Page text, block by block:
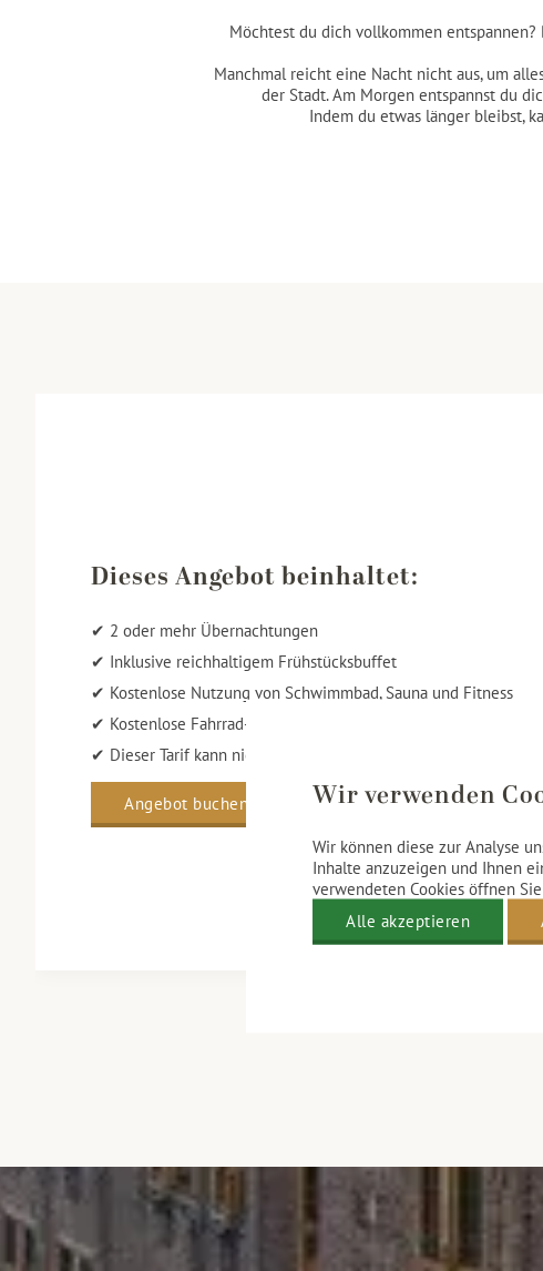
Möchtest du dich vollkommen
Manchmal reicht eine Nacht nicht aus, um
der Stadt. Am Morgen entspannst du
Indem du etwas länger bleibst,
Dieses Angebot beinhaltet:
✔ 2 oder mehr Übernachtungen
✔ Inklusive reichhaltigem Frühstücksbuffet
✔ Kostenlose Nutzung von Schwimmbad, Sauna und Fitness
✔ Kostenlose Fahrrad- und Wanderrouten
✔ Dieser Tarif kann nicht geändert, storniert oder erstattet
Angebot buchen Wir verwenden
Wir können diese zur Analyse
Inhalte anzuzeigen und Ihnen
verwendeten Cookies öffnen
Alle akzeptieren